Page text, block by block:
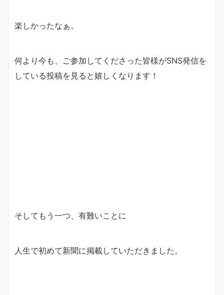
楽しかったなぁ。
何より今も、ご参加してくださった皆様がSNS発信を
している投稿を見ると嬉しくなります！
そしてもう一つ、有難いことに
人生で初めて新聞に掲載していただきました。